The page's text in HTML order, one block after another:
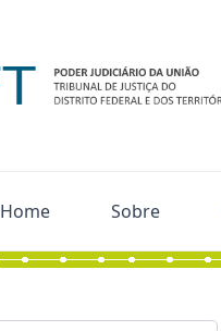
Home Sobre